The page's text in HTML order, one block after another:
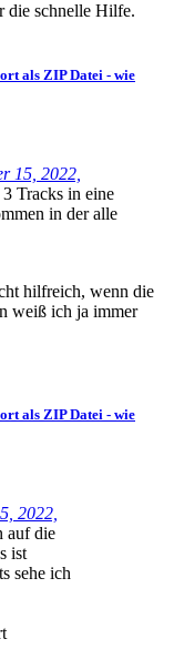
die schnelle Hilfe.
als ZIP Datei - wie
15, 2022,
Tracks in eine
in der alle
hilfreich, wenn die
weiß ich ja immer
als ZIP Datei - wie
2022,
auf die
ist
sehe ich